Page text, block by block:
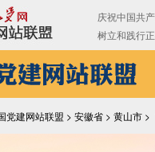
党建网站联盟 > 安徽省 > 黄山市 >